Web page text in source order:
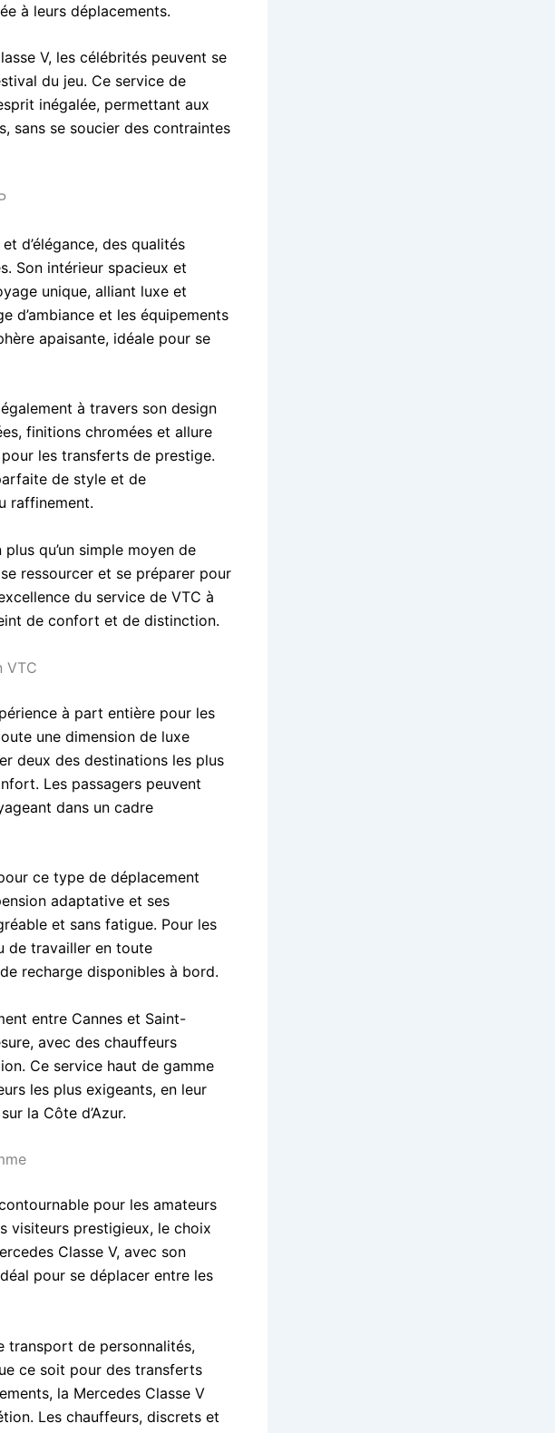
à leurs déplacements.
V, les célébrités peuvent se
du jeu. Ce service de
inégalée, permettant aux
sans se soucier des contraintes
d’élégance, des qualités
Son intérieur spacieux et
unique, alliant luxe et
d’ambiance et les équipements
apaisante, idéale pour se
à travers son design
finitions chromées et allure
les transferts de prestige.
de style et de
raffinement.
qu’un simple moyen de
ressourcer et se préparer pour
du service de VTC à
de confort et de distinction.
VTC
à part entière pour les
une dimension de luxe
deux des destinations les plus
Les passagers peuvent
dans un cadre
ce type de déplacement
adaptative et ses
et sans fatigue. Pour les
de travailler en toute
recharge disponibles à bord.
entre Cannes et Saint-
avec des chauffeurs
Ce service haut de gamme
les plus exigeants, en leur
la Côte d’Azur.
pour les amateurs
visiteurs prestigieux, le choix
Classe V, avec son
pour se déplacer entre les
transport de personnalités,
ce soit pour des transferts
la Mercedes Classe V
Les chauffeurs, discrets et